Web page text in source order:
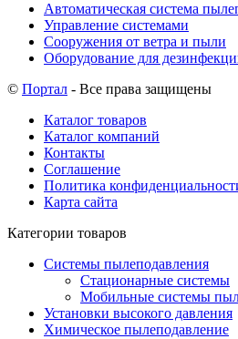
Автоматическая система
Управление системами
Сооружения от ветра и пыли
Оборудование для
© Портал - Все права защищены
Каталог товаров
Каталог компаний
Контакты
Соглашение
Политика
Карта сайта
Категории товаров
Системы пылеподавления
Стационарные системы
Мобильные системы
Установки высокого давления
Химическое пылеподавление